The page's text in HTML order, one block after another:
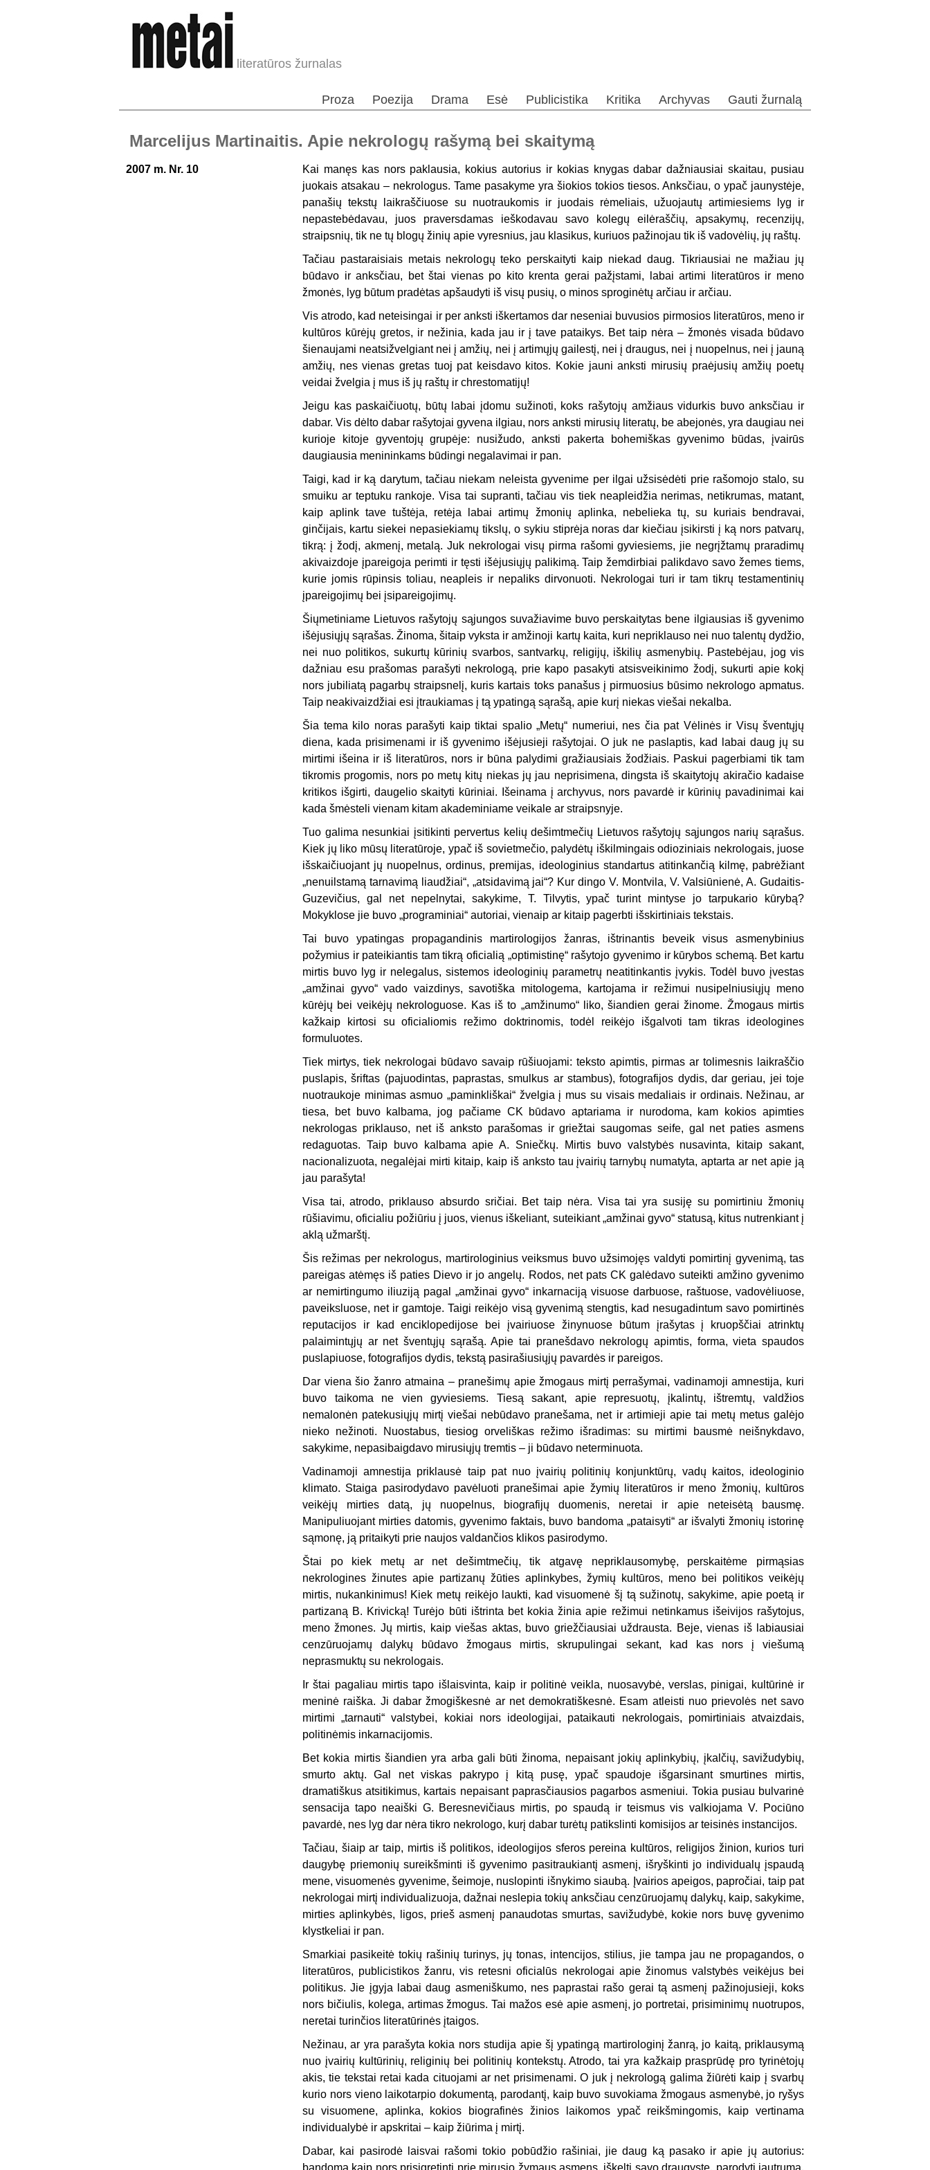
literatūros žurnalas
Proza Poezija Drama Esė Publicistika Kritika Archyvas Gauti žurnalą
Marcelijus Martinaitis. Apie nekrologų rašymą bei skaitymą
2007 m. Nr. 10
Kai manęs kas nors paklausia, kokius autorius ir kokias knygas dabar dažniausiai skaitau, pusiau
juokais atsakau – nekrologus. Tame pasakyme yra šiokios tokios tiesos. Anksčiau, o ypač jaunystėje,
panašių tekstų laikraščiuose su nuotraukomis ir juodais rėmeliais, užuojautų artimiesiems lyg ir
nepastebėdavau, juos praversdamas ieškodavau savo kolegų eilėraščių, apsakymų, recenzijų,
straipsnių, tik ne tų blogų žinių apie vyresnius, jau klasikus, kuriuos pažinojau tik iš vadovėlių, jų raštų.
Tačiau pastaraisiais metais nekrologų teko perskaityti kaip niekad daug. Tikriausiai ne mažiau jų
būdavo ir anksčiau, bet štai vienas po kito krenta gerai pažįstami, labai artimi literatūros ir meno
žmonės, lyg būtum pradėtas apšaudyti iš visų pusių, o minos sproginėtų arčiau ir arčiau.
Vis atrodo, kad neteisingai ir per anksti iškertamos dar neseniai buvusios pirmosios literatūros, meno ir
kultūros kūrėjų gretos, ir nežinia, kada jau ir į tave pataikys. Bet taip nėra – žmonės visada būdavo
šienaujami neatsižvelgiant nei į amžių, nei į artimųjų gailestį, nei į draugus, nei į nuopelnus, nei į jauną
amžių, nes vienas gretas tuoj pat keisdavo kitos. Kokie jauni anksti mirusių praėjusių amžių poetų
veidai žvelgia į mus iš jų raštų ir chrestomatijų!
Jeigu kas paskaičiuotų, būtų labai įdomu sužinoti, koks rašytojų amžiaus vidurkis buvo anksčiau ir
dabar. Vis dėlto dabar rašytojai gyvena ilgiau, nors anksti mirusių literatų, be abejonės, yra daugiau nei
kurioje kitoje gyventojų grupėje: nusižudo, anksti pakerta bohemiškas gyvenimo būdas, įvairūs
daugiausia menininkams būdingi negalavimai ir pan.
Taigi, kad ir ką darytum, tačiau niekam neleista gyvenime per ilgai užsisėdėti prie rašomojo stalo, su
smuiku ar teptuku rankoje. Visa tai supranti, tačiau vis tiek neapleidžia nerimas, netikrumas, matant,
kaip aplink tave tuštėja, retėja labai artimų žmonių aplinka, nebelieka tų, su kuriais bendravai,
ginčijais, kartu siekei nepasiekiamų tikslų, o sykiu stiprėja noras dar kiečiau įsikirsti į ką nors patvarų,
tikrą: į žodį, akmenį, metalą. Juk nekrologai visų pirma rašomi gyviesiems, jie negrįžtamų praradimų
akivaizdoje įpareigoja perimti ir tęsti išėjusiųjų palikimą. Taip žemdirbiai palikdavo savo žemes tiems,
kurie jomis rūpinsis toliau, neapleis ir nepaliks dirvonuoti. Nekrologai turi ir tam tikrų testamentinių
įpareigojimų bei įsipareigojimų.
Šiųmetiniame Lietuvos rašytojų sąjungos suvažiavime buvo perskaitytas bene ilgiausias iš gyvenimo
išėjusiųjų sąrašas. Žinoma, šitaip vyksta ir amžinoji kartų kaita, kuri nepriklauso nei nuo talentų dydžio,
nei nuo politikos, sukurtų kūrinių svarbos, santvarkų, religijų, iškilių asmenybių. Pastebėjau, jog vis
dažniau esu prašomas parašyti nekrologą, prie kapo pasakyti atsisveikinimo žodį, sukurti apie kokį
nors jubiliatą pagarbų straipsnelį, kuris kartais toks panašus į pirmuosius būsimo nekrologo apmatus.
Taip neakivaizdžiai esi įtraukiamas į tą ypatingą sąrašą, apie kurį niekas viešai nekalba.
Šia tema kilo noras parašyti kaip tiktai spalio „Metų“ numeriui, nes čia pat Vėlinės ir Visų šventųjų
diena, kada prisimenami ir iš gyvenimo išėjusieji rašytojai. O juk ne paslaptis, kad labai daug jų su
mirtimi išeina ir iš literatūros, nors ir būna palydimi gražiausiais žodžiais. Paskui pagerbiami tik tam
tikromis progomis, nors po metų kitų niekas jų jau neprisimena, dingsta iš skaitytojų akiračio kadaise
kritikos išgirti, daugelio skaityti kūriniai. Išeinama į archyvus, nors pavardė ir kūrinių pavadinimai kai
kada šmėsteli vienam kitam akademiniame veikale ar straipsnyje.
Tuo galima nesunkiai įsitikinti pervertus kelių dešimtmečių Lietuvos rašytojų sąjungos narių sąrašus.
Kiek jų liko mūsų literatūroje, ypač iš sovietmečio, palydėtų iškilmingais odioziniais nekrologais, juose
išskaičiuojant jų nuopelnus, ordinus, premijas, ideologinius standartus atitinkančią kilmę, pabrėžiant
„nenuilstamą tarnavimą liaudžiai“, „atsidavimą jai“? Kur dingo V. Montvila, V. Valsiūnienė, A. Gudaitis-
Guzevičius, gal net nepelnytai, sakykime, T. Tilvytis, ypač turint mintyse jo tarpukario kūrybą?
Mokyklose jie buvo „programiniai“ autoriai, vienaip ar kitaip pagerbti išskirtiniais tekstais.
Tai buvo ypatingas propagandinis martirologijos žanras, ištrinantis beveik visus asmenybinius
požymius ir pateikiantis tam tikrą oficialią „optimistinę“ rašytojo gyvenimo ir kūrybos schemą. Bet kartu
mirtis buvo lyg ir nelegalus, sistemos ideologinių parametrų neatitinkantis įvykis. Todėl buvo įvestas
„amžinai gyvo“ vado vaizdinys, savotiška mitologema, kartojama ir režimui nusipelniusiųjų meno
kūrėjų bei veikėjų nekrologuose. Kas iš to „amžinumo“ liko, šiandien gerai žinome. Žmogaus mirtis
kažkaip kirtosi su oficialiomis režimo doktrinomis, todėl reikėjo išgalvoti tam tikras ideologines
formuluotes.
Tiek mirtys, tiek nekrologai būdavo savaip rūšiuojami: teksto apimtis, pirmas ar tolimesnis laikraščio
puslapis, šriftas (pajuodintas, paprastas, smulkus ar stambus), fotografijos dydis, dar geriau, jei toje
nuotraukoje minimas asmuo „paminkliškai“ žvelgia į mus su visais medaliais ir ordinais. Nežinau, ar
tiesa, bet buvo kalbama, jog pačiame CK būdavo aptariama ir nurodoma, kam kokios apimties
nekrologas priklauso, net iš anksto parašomas ir griežtai saugomas seife, gal net paties asmens
redaguotas. Taip buvo kalbama apie A. Sniečkų. Mirtis buvo valstybės nusavinta, kitaip sakant,
nacionalizuota, negalėjai mirti kitaip, kaip iš anksto tau įvairių tarnybų numatyta, aptarta ar net apie ją
jau parašyta!
Visa tai, atrodo, priklauso absurdo sričiai. Bet taip nėra. Visa tai yra susiję su pomirtiniu žmonių
rūšiavimu, oficialiu požiūriu į juos, vienus iškeliant, suteikiant „amžinai gyvo“ statusą, kitus nutrenkiant į
aklą užmarštį.
Šis režimas per nekrologus, martirologinius veiksmus buvo užsimojęs valdyti pomirtinį gyvenimą, tas
pareigas atėmęs iš paties Dievo ir jo angelų. Rodos, net pats CK galėdavo suteikti amžino gyvenimo
ar nemirtingumo iliuziją pagal „amžinai gyvo“ inkarnaciją visuose darbuose, raštuose, vadovėliuose,
paveiksluose, net ir gamtoje. Taigi reikėjo visą gyvenimą stengtis, kad nesugadintum savo pomirtinės
reputacijos ir kad enciklopedijose bei įvairiuose žinynuose būtum įrašytas į kruopščiai atrinktų
palaimintųjų ar net šventųjų sąrašą. Apie tai pranešdavo nekrologų apimtis, forma, vieta spaudos
puslapiuose, fotografijos dydis, tekstą pasirašiusiųjų pavardės ir pareigos.
Dar viena šio žanro atmaina – pranešimų apie žmogaus mirtį perrašymai, vadinamoji amnestija, kuri
buvo taikoma ne vien gyviesiems. Tiesą sakant, apie represuotų, įkalintų, ištremtų, valdžios
nemalonėn patekusiųjų mirtį viešai nebūdavo pranešama, net ir artimieji apie tai metų metus galėjo
nieko nežinoti. Nuostabus, tiesiog orveliškas režimo išradimas: su mirtimi bausmė neišnykdavo,
sakykime, nepasibaigdavo mirusiųjų tremtis – ji būdavo neterminuota.
Vadinamoji amnestija priklausė taip pat nuo įvairių politinių konjunktūrų, vadų kaitos, ideologinio
klimato. Staiga pasirodydavo pavėluoti pranešimai apie žymių literatūros ir meno žmonių, kultūros
veikėjų mirties datą, jų nuopelnus, biografijų duomenis, neretai ir apie neteisėtą bausmę.
Manipuliuojant mirties datomis, gyvenimo faktais, buvo bandoma „pataisyti“ ar išvalyti žmonių istorinę
sąmonę, ją pritaikyti prie naujos valdančios klikos pasirodymo.
Štai po kiek metų ar net dešimtmečių, tik atgavę nepriklausomybę, perskaitėme pirmąsias
nekrologines žinutes apie partizanų žūties aplinkybes, žymių kultūros, meno bei politikos veikėjų
mirtis, nukankinimus! Kiek metų reikėjo laukti, kad visuomenė šį tą sužinotų, sakykime, apie poetą ir
partizaną B. Krivicką! Turėjo būti ištrinta bet kokia žinia apie režimui netinkamus išeivijos rašytojus,
meno žmones. Jų mirtis, kaip viešas aktas, buvo griežčiausiai uždrausta. Beje, vienas iš labiausiai
cenzūruojamų dalykų būdavo žmogaus mirtis, skrupulingai sekant, kad kas nors į viešumą
neprasmuktų su nekrologais.
Ir štai pagaliau mirtis tapo išlaisvinta, kaip ir politinė veikla, nuosavybė, verslas, pinigai, kultūrinė ir
meninė raiška. Ji dabar žmogiškesnė ar net demokratiškesnė. Esam atleisti nuo prievolės net savo
mirtimi „tarnauti“ valstybei, kokiai nors ideologijai, pataikauti nekrologais, pomirtiniais atvaizdais,
politinėmis inkarnacijomis.
Bet kokia mirtis šiandien yra arba gali būti žinoma, nepaisant jokių aplinkybių, įkalčių, savižudybių,
smurto aktų. Gal net viskas pakrypo į kitą pusę, ypač spaudoje išgarsinant smurtines mirtis,
dramatiškus atsitikimus, kartais nepaisant paprasčiausios pagarbos asmeniui. Tokia pusiau bulvarinė
sensacija tapo neaiški G. Beresnevičiaus mirtis, po spaudą ir teismus vis valkiojama V. Pociūno
pavardė, nes lyg dar nėra tikro nekrologo, kurį dabar turėtų patikslinti komisijos ar teisinės instancijos.
Tačiau, šiaip ar taip, mirtis iš politikos, ideologijos sferos pereina kultūros, religijos žinion, kurios turi
daugybę priemonių sureikšminti iš gyvenimo pasitraukiantį asmenį, išryškinti jo individualų įspaudą
mene, visuomenės gyvenime, šeimoje, nuslopinti išnykimo siaubą. Įvairios apeigos, papročiai, taip pat
nekrologai mirtį individualizuoja, dažnai neslepia tokių anksčiau cenzūruojamų dalykų, kaip, sakykime,
mirties aplinkybės, ligos, prieš asmenį panaudotas smurtas, savižudybė, kokie nors buvę gyvenimo
klystkeliai ir pan.
Smarkiai pasikeitė tokių rašinių turinys, jų tonas, intencijos, stilius, jie tampa jau ne propagandos, o
literatūros, publicistikos žanru, vis retesni oficialūs nekrologai apie žinomus valstybės veikėjus bei
politikus. Jie įgyja labai daug asmeniškumo, nes paprastai rašo gerai tą asmenį pažinojusieji, koks
nors bičiulis, kolega, artimas žmogus. Tai mažos esė apie asmenį, jo portretai, prisiminimų nuotrupos,
neretai turinčios literatūrinės įtaigos.
Nežinau, ar yra parašyta kokia nors studija apie šį ypatingą martirologinį žanrą, jo kaitą, priklausymą
nuo įvairių kultūrinių, religinių bei politinių kontekstų. Atrodo, tai yra kažkaip prasprūdę pro tyrinėtojų
akis, tie tekstai retai kada cituojami ar net prisimenami. O juk į nekrologą galima žiūrėti kaip į svarbų
kurio nors vieno laikotarpio dokumentą, parodantį, kaip buvo suvokiama žmogaus asmenybė, jo ryšys
su visuomene, aplinka, kokios biografinės žinios laikomos ypač reikšmingomis, kaip vertinama
individualybė ir apskritai – kaip žiūrima į mirtį.
Dabar, kai pasirodė laisvai rašomi tokio pobūdžio rašiniai, jie daug ką pasako ir apie jų autorius:
bandoma kaip nors prisigretinti prie mirusio žymaus asmens, iškelti savo draugystę, parodyti jautrumą,